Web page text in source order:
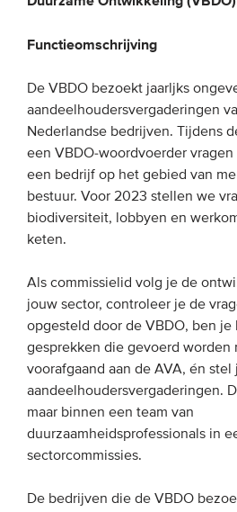
Publicaties
Webinars
Podcasts
Video’s
Vereniging
Onze leden
Team
Bestuur
Partners &
Functieomschrijving
De VBDO bezoekt jaarljks
aandeelhoudersvergaderingen
Nederlandse bedrijven. Tijdens
een VBDO-woordvoerder
een bedrijf op het gebied van
bestuur. Voor 2023 stellen we
biodiversiteit, lobbyen en
keten.
Als commissielid volg je de
jouw sector, controleer je de
opgesteld door de VBDO, ben je
gesprekken die gevoerd worden
voorafgaand aan de AVA, én
aandeelhoudersvergaderingen.
maar binnen een team van
duurzaamheidsprofessionals in
sectorcommissies.
De bedrijven die de VBDO